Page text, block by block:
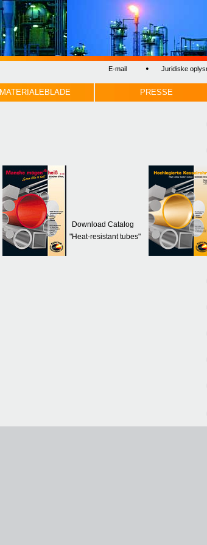
E-mail • Juridiske
MATERIALEBLADE PRESSE
Download Catalog
"Heat-resistant tubes"